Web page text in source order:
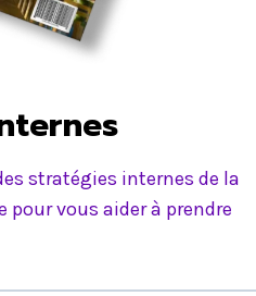
stratégies internes de la
pour vous aider à prendre